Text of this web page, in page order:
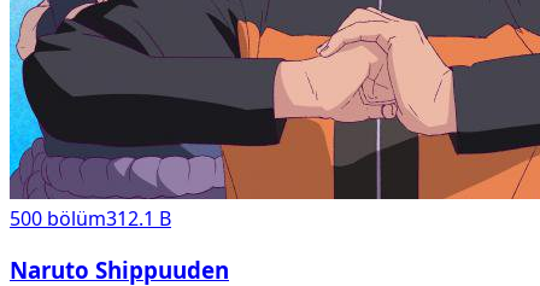
500 bölüm312.1 B
Naruto Shippuuden